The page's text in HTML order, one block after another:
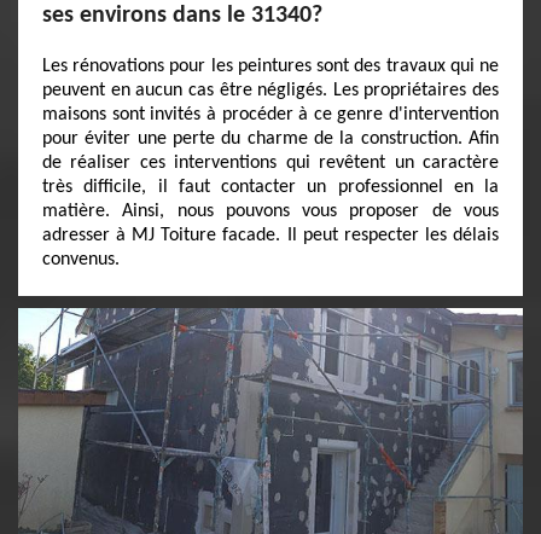
ses environs dans le 31340?
Les rénovations pour les peintures sont des travaux qui ne
peuvent en aucun cas être négligés. Les propriétaires des
maisons sont invités à procéder à ce genre d'intervention
pour éviter une perte du charme de la construction. Afin
de réaliser ces interventions qui revêtent un caractère
très difficile, il faut contacter un professionnel en la
matière. Ainsi, nous pouvons vous proposer de vous
adresser à MJ Toiture facade. Il peut respecter les délais
convenus.